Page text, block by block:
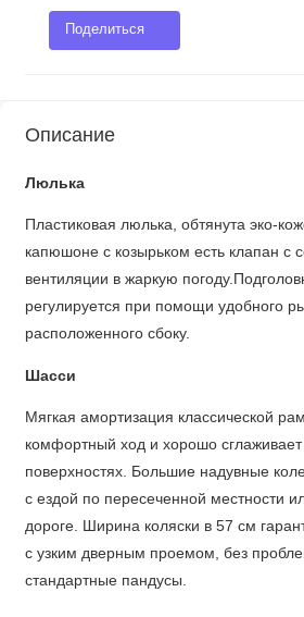
Поделиться
Описание
Люлька
Пластиковая люлька, обтянута эко-
капюшоне с козырьком есть клапан с
вентиляции в жаркую
регулируется при помощи удобного
расположенного сбоку.
Шасси
Мягкая амортизация классической
комфортный ход и хорошо
поверхностях. Большие надувные
с ездой по пересеченной местности
дороге. Ширина коляски в 57 см
с узким дверным проемом, без
стандартные пандусы.